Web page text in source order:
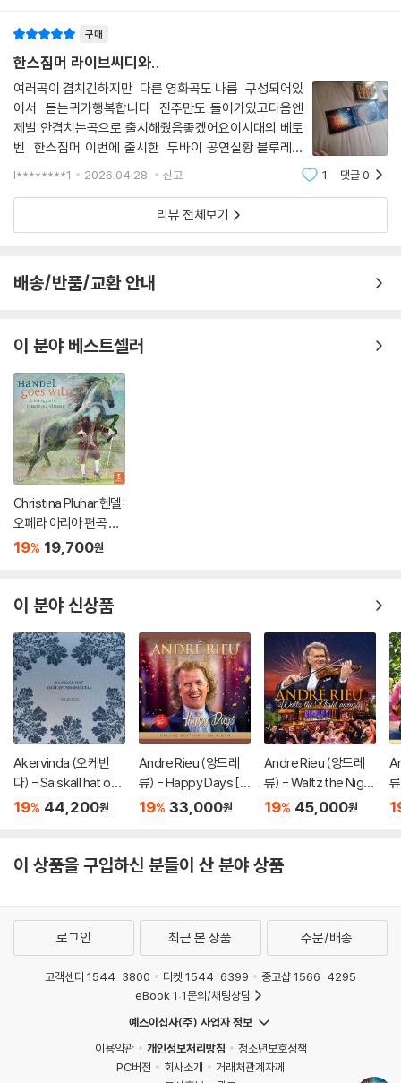
구매
한스짐머 라이브씨디와..
여러곡이 겹치긴하지만 다른 영화곡도 나름 구성되어있
어서 듣는귀가행복합니다 진주만도 들어가있고다음엔
제발 안겹치는곡으로 출시해줬음좋겠어요이시대의 베토
벤 한스짐머 이번에 출시한 두바이 공연실황 블루레이
도 꼭사서보세요 시디는 귀가 즐겁고 블루레이는 눈이즐
l********1 2026.04.28. 신고 1 댓글0
리뷰 전체보기
배송/반품/교환 안내
이 분야 베스트셀러
Christina Pluhar 헨델:
오페라 아리아 편곡 연
주반 (Handel Goes
19% 19,700원
이 분야 신상품
Akervinda (오케빈
다) - Sa skall hat och
avund smaltas [LP]
19% 44,200원
Andre Rieu (앙드레
류) - Happy Days [C
D + DVD]
19% 33,000원
Andre Rieu (앙드레
류) - Waltz the Night
Away! [DVD]
19% 45,000원
이 상품을 구입하신 분들이 산 분야 상품
로그인 최근 본 상품 주문/배송
고객센터 1544-3800 티켓 1544-6399
중고샵 1566-4295
eBook 1:1문의/채팅상담
예스이십사(주) 사업자 정보
이용약관
개인정보처리방침
청소년보호정책
PC버전
회사소개
거래처관계자께